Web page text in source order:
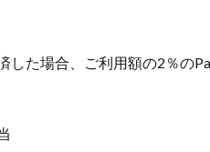
した場合、ご利用額の2％の